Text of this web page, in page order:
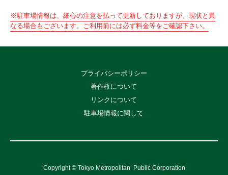
※駐車場情報は、細心の注意を払って更新しておりますが、現状と異
なる場合もございます。ご利用前には必ず料金等をご確認下さい。
プライバシーポリシー
著作権について
リンクについて
駐車場情報に関して
Copyright © Tokyo Metropolitan Public Corporation